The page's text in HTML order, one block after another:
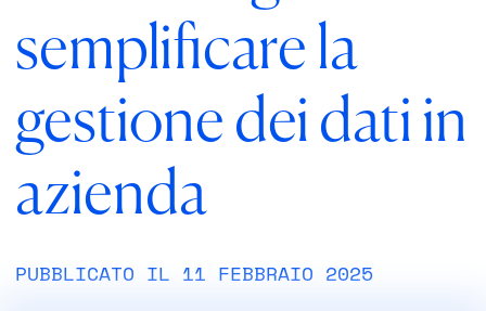
semplificare la
gestione dei dati in
azienda
PUBBLICATO IL 11 FEBBRAIO 2025